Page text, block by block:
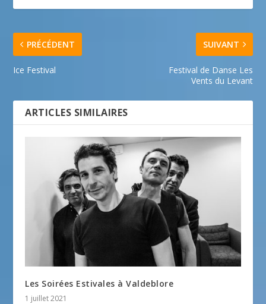
PRÉCÉDENT
Ice Festival
SUIVANT
Festival de Danse Les
Vents du Levant
ARTICLES SIMILAIRES
Les Soirées Estivales à Valdeblore
1 juillet 2021